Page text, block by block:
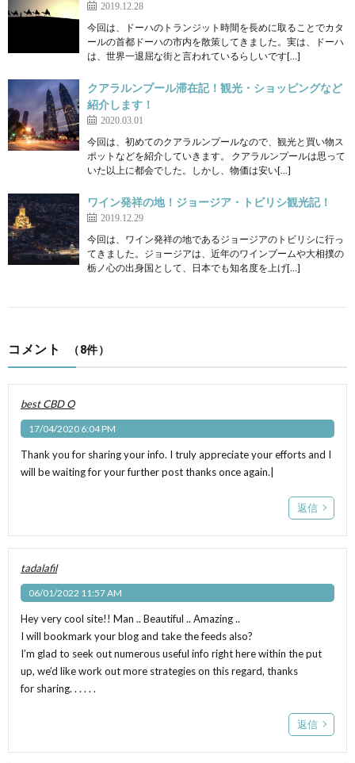
2019.12.28
今回は、ドーハのトランジット時間を長めに取ることでカタ
ールの首都ドーハの市内を散策してきました。実は、ドーハ
は、世界一退屈な街と言われているらしいです[…]
クアラルンプール滞在記！観光・ショッピングなど
紹介します！
2020.03.01
今回は、初めてのクアラルンプールなので、観光と買い物ス
ポットなどを紹介していきます。 クアラルンプールは思って
いた以上に都会でした。しかし、物価は安い[…]
ワイン発祥の地！ジョージア・トビリシ観光記！
2019.12.29
今回は、ワイン発祥の地であるジョージアのトビリシに行っ
てきました。ジョージアは、近年のワインブームや大相撲の
栃ノ心の出身国として、日本でも知名度を上げ[…]
コメント （8件）
best CBD O
17/04/2020 6:04 PM
Thank you for sharing your info. I truly appreciate your efforts and I
will be waiting for your further post thanks once again.|
返信
tadalafil
06/01/2022 11:57 AM
Hey very cool site!! Man .. Beautiful .. Amazing ..
I will bookmark your blog and take the feeds also?
I’m glad to seek out numerous useful info right here within the put
up, we’d like work out more strategies on this regard, thanks
for sharing. . . . . .
返信